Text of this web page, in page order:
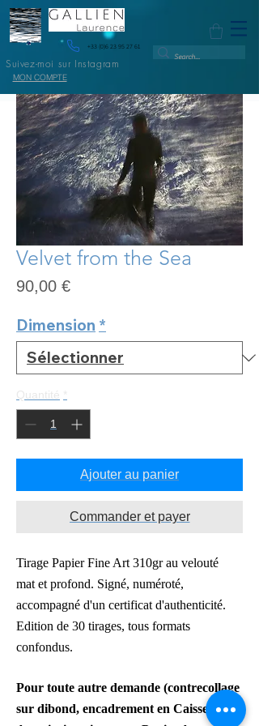
+33 (0)6 23 95 27 61
Suivez-moi sur Instagram
MON COMPTE
Velvet from the Sea
90,00 €Prix
Dimension *
Ajouter au panier
Commander et payer
Tirage Papier Fine Art 310gr au velouté
mat et profond. Signé, numéroté,
accompagné d'un certificat d'authenticité.
Edition de 30 tirages, tous formats
confondus.
Pour toute autre demande (contrecollage
sur dibond, encadrement en Caisse